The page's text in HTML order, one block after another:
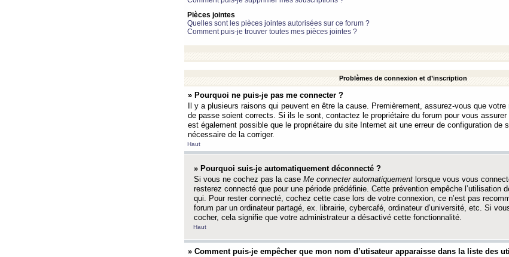
Pièces jointes
Quelles sont les pièces jointes autorisées sur ce forum ?
Comment puis-je trouver toutes mes pièces jointes ?
Problèmes de connexion et d’inscription
» Pourquoi ne puis-je pas me connecter ?
Il y a plusieurs raisons qui peuvent en être la cause. Premièrement, assurez-vous que
de passe soient corrects. Si ils le sont, contactez le propriétaire du forum pour vous assurer
est également possible que le propriétaire du site Internet ait une erreur de configuration de
nécessaire de la corriger.
Haut
» Pourquoi suis-je automatiquement déconnecté ?
Si vous ne cochez pas la case Me connecter automatiquement lorsque vous vous
resterez connecté que pour une période prédéfinie. Cette prévention empêche l’utilisation
qui. Pour rester connecté, cochez cette case lors de votre connexion, ce n’est pas
forum par un ordinateur partagé, ex. librairie, cybercafé, ordinateur d’université, etc. Si
cocher, cela signifie que votre administrateur a désactivé cette fonctionnalité.
Haut
» Comment puis-je empêcher que mon nom d’utisateur apparaisse dans la liste des